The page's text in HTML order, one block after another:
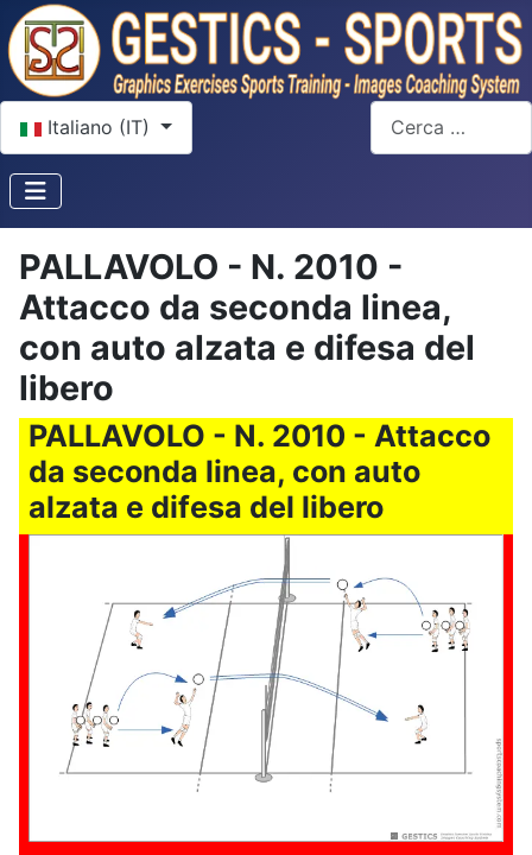
Seleziona la tua lingua
Italiano (IT)
Cerca
PALLAVOLO - N. 2010 -
Attacco da seconda linea,
con auto alzata e difesa del
libero
PALLAVOLO - N. 2010 - Attacco
da seconda linea, con auto
alzata e difesa del libero